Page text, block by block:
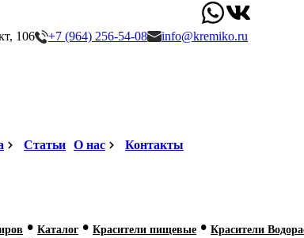
106 +7 (964) 256-54-08
info@kremiko.ru
Статьи О нас Контакты
• Каталог • Красители пищевые • Красители